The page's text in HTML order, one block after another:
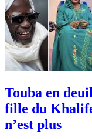
Touba en
fille du
n’est plus